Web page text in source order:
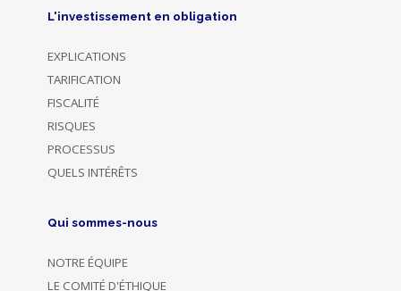
L'investissement en obligation
EXPLICATIONS
TARIFICATION
FISCALITÉ
RISQUES
PROCESSUS
QUELS INTÉRÊTS
Qui sommes-nous
NOTRE ÉQUIPE
LE COMITÉ D'ÉTHIQUE